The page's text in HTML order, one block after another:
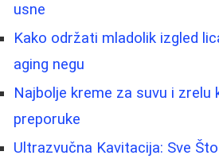
usne
Kako održati mladolik izgled
aging negu
Najbolje kreme za suvu i zrelu
preporuke
Ultrazvučna Kavitacija: Sve